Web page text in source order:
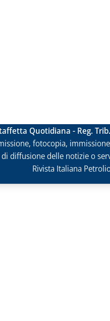
Quotidiana - Reg.
fotocopia,
diffusione delle notizie o
Rivista Italiana